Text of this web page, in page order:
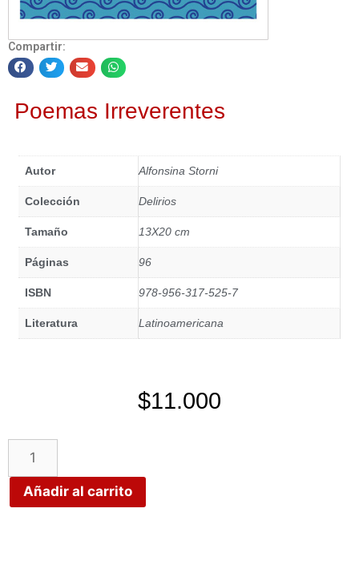
Compartir:
Poemas Irreverentes
Autor Alfonsina Storni
Colección Delirios
Tamaño 13X20 cm
Páginas 96
ISBN 978-956-317-525-7
Literatura Latinoamericana
$11.000
Añadir al carrito